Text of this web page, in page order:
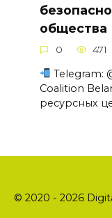
общества
0 471
Telegram:
Coalition
ресурсных
© 2020 - 2026